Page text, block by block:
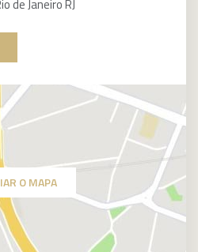
de Janeiro RJ
O MAPA